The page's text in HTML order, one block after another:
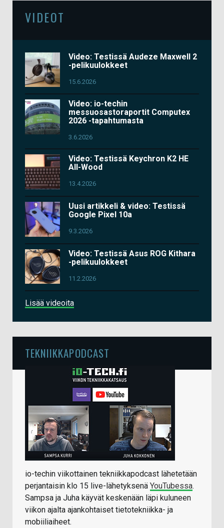
VIDEOT
Video: Testissä Audeze Maxwell 2
-pelikuulokkeet
15.6.2026
Video: io-techin
messuosastoraportit Computex
2026 -tapahtumasta
3.6.2026
Video: Testissä Keychron K2 HE
All-Wood
13.4.2026
Uusi artikkeli & video: Testissä
Google Pixel 10a
9.3.2026
Video: Testissä Asus ROG Kithara
-pelikuulokkeet
11.2.2026
Lisää videoita
TEKNIIKKAPODCAST
io-techin viikottainen tekniikkapodcast lähetetään
perjantaisin klo 15 live-lähetyksenä YouTubessa.
Sampsa ja Juha käyvät keskenään läpi kuluneen
viikon ajalta ajankohtaiset tietotekniikka- ja
mobiiliaiheet.